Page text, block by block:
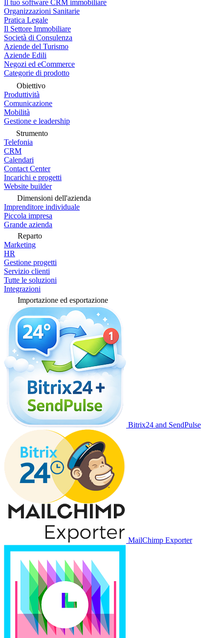
Il tuo software CRM immobiliare
Organizzazioni Sanitarie
Pratica Legale
Il Settore Immobiliare
Società di Consulenza
Aziende del Turismo
Aziende Edili
Negozi ed eCommerce
Categorie di prodotto
Obiettivo
Produttività
Comunicazione
Mobilità
Gestione e leadership
Strumento
Telefonia
CRM
Calendari
Contact Center
Incarichi e progetti
Website builder
Dimensioni dell'azienda
Imprenditore individuale
Piccola impresa
Grande azienda
Reparto
Marketing
HR
Gestione progetti
Servizio clienti
Tutte le soluzioni
Integrazioni
Importazione ed esportazione
Bitrix24 and SendPulse
MailChimp Exporter